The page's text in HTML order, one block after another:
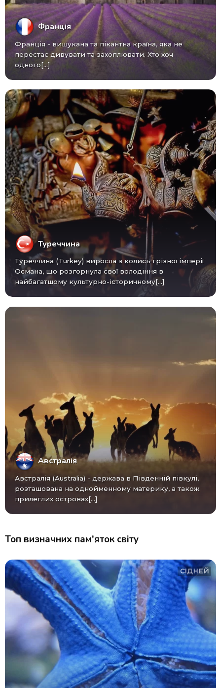
Франція
Франція - вишукана та пікантна країна, яка не
перестає дивувати та захоплювати. Хто хоч
одного[...]
Туреччина
Туреччина (Turkey) виросла з колись грізної імперії
Османа, що розгорнула свої володіння в
найбагатшому культурно-історичному[...]
Австралія
Австралія (Australia) - ​​держава в Південній півкулі,
розташована на однойменному материку, а також
прилеглих островах[...]
Топ визначних пам'яток світу
СІДНЕЙ